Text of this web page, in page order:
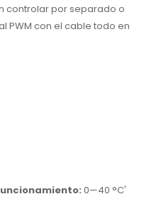
controlar por separado o
PWM con el cable todo en
0—40 °C'